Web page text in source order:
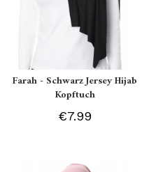
Farah - Schwarz Jersey Hijab
Kopftuch
€7.99